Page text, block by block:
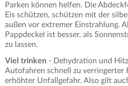
Parken können helfen. Die
Eis schützen, schützen mit der
außen vor extremer Einstrahlung.
Pappdeckel ist besser, als
zu lassen.
Viel trinken - Dehydration und
Autofahren schnell zu verringerter
erhöhter Unfallgefahr. Also gilt